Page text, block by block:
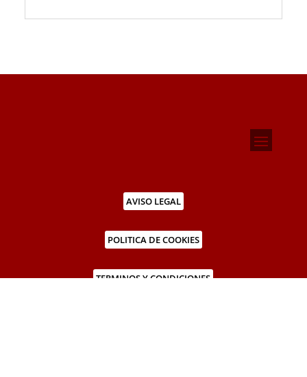
AVISO LEGAL
POLITICA DE COOKIES
TERMINOS Y CONDICIONES